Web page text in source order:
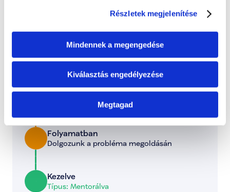
Részletek megjelenítése
Mindennek a megengedése
Kiválasztás engedélyezése
Megtagad
Időrendi sorrendbe rendezve
Itt láthatod, hogy a bejelentett probléma jelenleg
Bejelentve
2026. június 24., szerda
Folyamatban
Dolgozunk a probléma megoldásán
Kezelve
Típus: Mentorálva